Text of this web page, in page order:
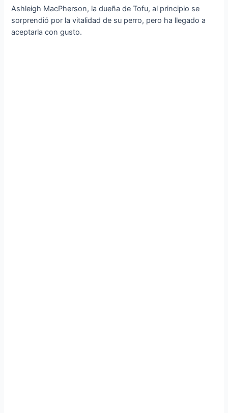
Ashleigh MacPherson, la dueña de Tofu, al principio se
sorprendió por la vitalidad de su perro, pero ha llegado a
aceptarla con gusto.